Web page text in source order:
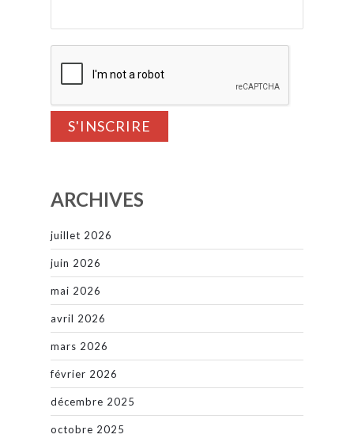
ARCHIVES
juillet 2026
juin 2026
mai 2026
avril 2026
mars 2026
février 2026
décembre 2025
octobre 2025